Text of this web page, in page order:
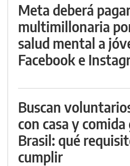
Meta deberá
multimillonaria
salud mental a
Facebook e
Buscan
con casa y
Brasil: qué
cumplir